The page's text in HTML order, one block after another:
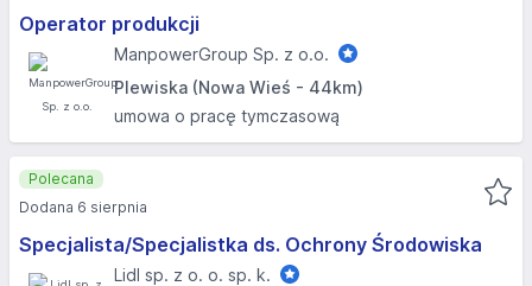
Operator produkcji
ManpowerGroup Sp. z o.o.
Plewiska (Nowa Wieś - 44km)
umowa o pracę tymczasową
Specjalista/Specjalistka ds. Ochrony Środowiska
Lidl sp. z o. o. sp. k.
Polecana
Dodana 6 sierpnia